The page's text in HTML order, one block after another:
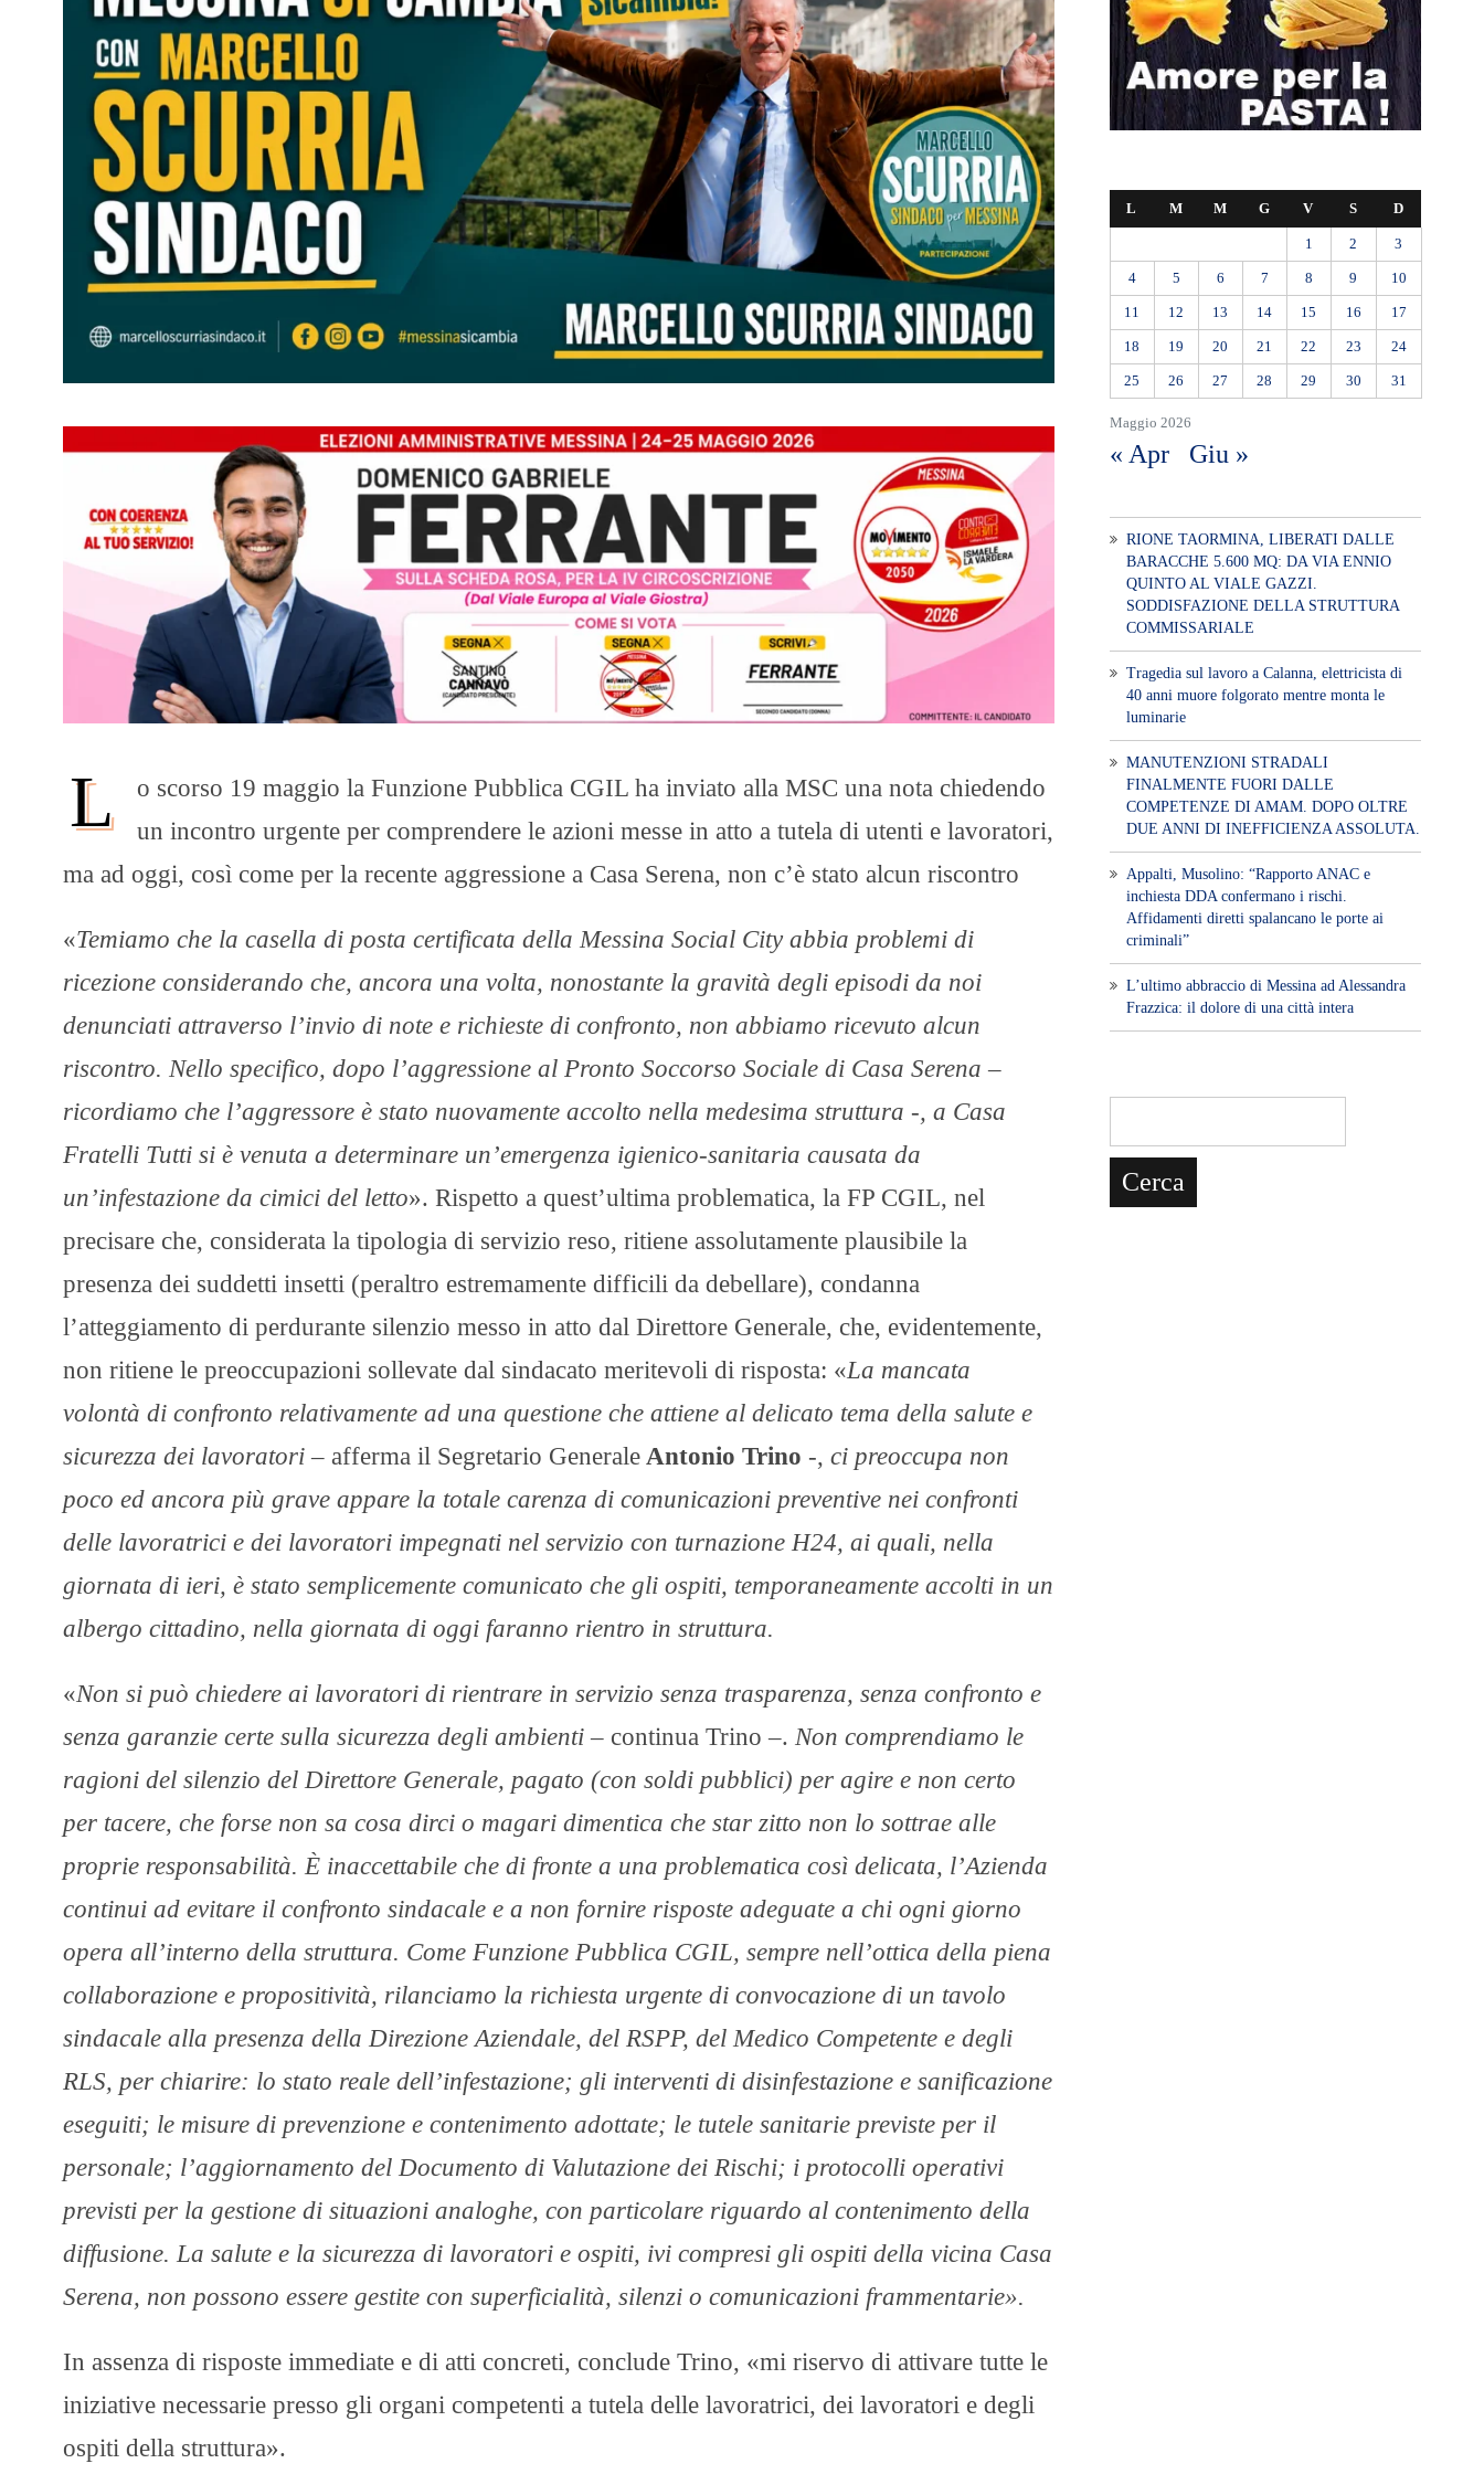
L
o scorso 19 maggio la Funzione Pubblica CGIL ha inviato alla MSC una nota chiedendo
un incontro urgente per comprendere le azioni messe in atto a tutela di utenti e lavoratori,
ma ad oggi, così come per la recente aggressione a Casa Serena, non c’è stato alcun riscontro
«Temiamo che la casella di posta certificata della Messina Social City abbia problemi di
ricezione considerando che, ancora una volta, nonostante la gravità degli episodi da noi
denunciati attraverso l’invio di note e richieste di confronto, non abbiamo ricevuto alcun
riscontro. Nello specifico, dopo l’aggressione al Pronto Soccorso Sociale di Casa Serena –
ricordiamo che l’aggressore è stato nuovamente accolto nella medesima struttura -, a Casa
Fratelli Tutti si è venuta a determinare un’emergenza igienico-sanitaria causata da
un’infestazione da cimici del letto». Rispetto a quest’ultima problematica, la FP CGIL, nel
precisare che, considerata la tipologia di servizio reso, ritiene assolutamente plausibile la
presenza dei suddetti insetti (peraltro estremamente difficili da debellare), condanna
l’atteggiamento di perdurante silenzio messo in atto dal Direttore Generale, che, evidentemente,
non ritiene le preoccupazioni sollevate dal sindacato meritevoli di risposta: «La mancata
volontà di confronto relativamente ad una questione che attiene al delicato tema della salute e
sicurezza dei lavoratori – afferma il Segretario Generale Antonio Trino -, ci preoccupa non
poco ed ancora più grave appare la totale carenza di comunicazioni preventive nei confronti
delle lavoratrici e dei lavoratori impegnati nel servizio con turnazione H24, ai quali, nella
giornata di ieri, è stato semplicemente comunicato che gli ospiti, temporaneamente accolti in un
albergo cittadino, nella giornata di oggi faranno rientro in struttura.
«Non si può chiedere ai lavoratori di rientrare in servizio senza trasparenza, senza confronto e
senza garanzie certe sulla sicurezza degli ambienti– continua Trino –. Non comprendiamo le
ragioni del silenzio del Direttore Generale, pagato (con soldi pubblici) per agire e non certo
per tacere, che forse non sa cosa dirci o magari dimentica che star zitto non lo sottrae alle
proprie responsabilità. È inaccettabile che di fronte a una problematica così delicata, l’Azienda
continui ad evitare il confronto sindacale e a non fornire risposte adeguate a chi ogni giorno
opera all’interno della struttura. Come Funzione Pubblica CGIL, sempre nell’ottica della piena
collaborazione e propositività, rilanciamo la richiesta urgente di convocazione di un tavolo
sindacale alla presenza della Direzione Aziendale, del RSPP, del Medico Competente e degli
RLS, per chiarire: lo stato reale dell’infestazione; gli interventi di disinfestazione e sanificazione
eseguiti; le misure di prevenzione e contenimento adottate; le tutele sanitarie previste per il
personale; l’aggiornamento del Documento di Valutazione dei Rischi; i protocolli operativi
previsti per la gestione di situazioni analoghe, con particolare riguardo al contenimento della
diffusione. La salute e la sicurezza di lavoratori e ospiti, ivi compresi gli ospiti della vicina Casa
Serena, non possono essere gestite con superficialità, silenzi o comunicazioni frammentarie».
In assenza di risposte immediate e di atti concreti, conclude Trino, «mi riservo di attivare tutte le
iniziative necessarie presso gli organi competenti a tutela delle lavoratrici, dei lavoratori e degli
ospiti della struttura».
Maggio 2026
L M M G V S D
1 2 3
4 5 6 7 8 9 10
11 12 13 14 15 16 17
18 19 20 21 22 23 24
25 26 27 28 29 30 31
« Apr Giu »
RIONE TAORMINA, LIBERATI DALLE
BARACCHE 5.600 MQ: DA VIA ENNIO
QUINTO AL VIALE GAZZI.
SODDISFAZIONE DELLA STRUTTURA
COMMISSARIALE
Tragedia sul lavoro a Calanna, elettricista di
40 anni muore folgorato mentre monta le
luminarie
MANUTENZIONI STRADALI
FINALMENTE FUORI DALLE
COMPETENZE DI AMAM. DOPO OLTRE
DUE ANNI DI INEFFICIENZA ASSOLUTA.
​Appalti, Musolino: “Rapporto ANAC e
inchiesta DDA confermano i rischi.
Affidamenti diretti spalancano le porte ai
criminali”
L’ultimo abbraccio di Messina ad Alessandra
Frazzica: il dolore di una città intera